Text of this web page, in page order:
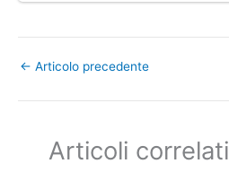
← Articolo precedente
Articoli correlati